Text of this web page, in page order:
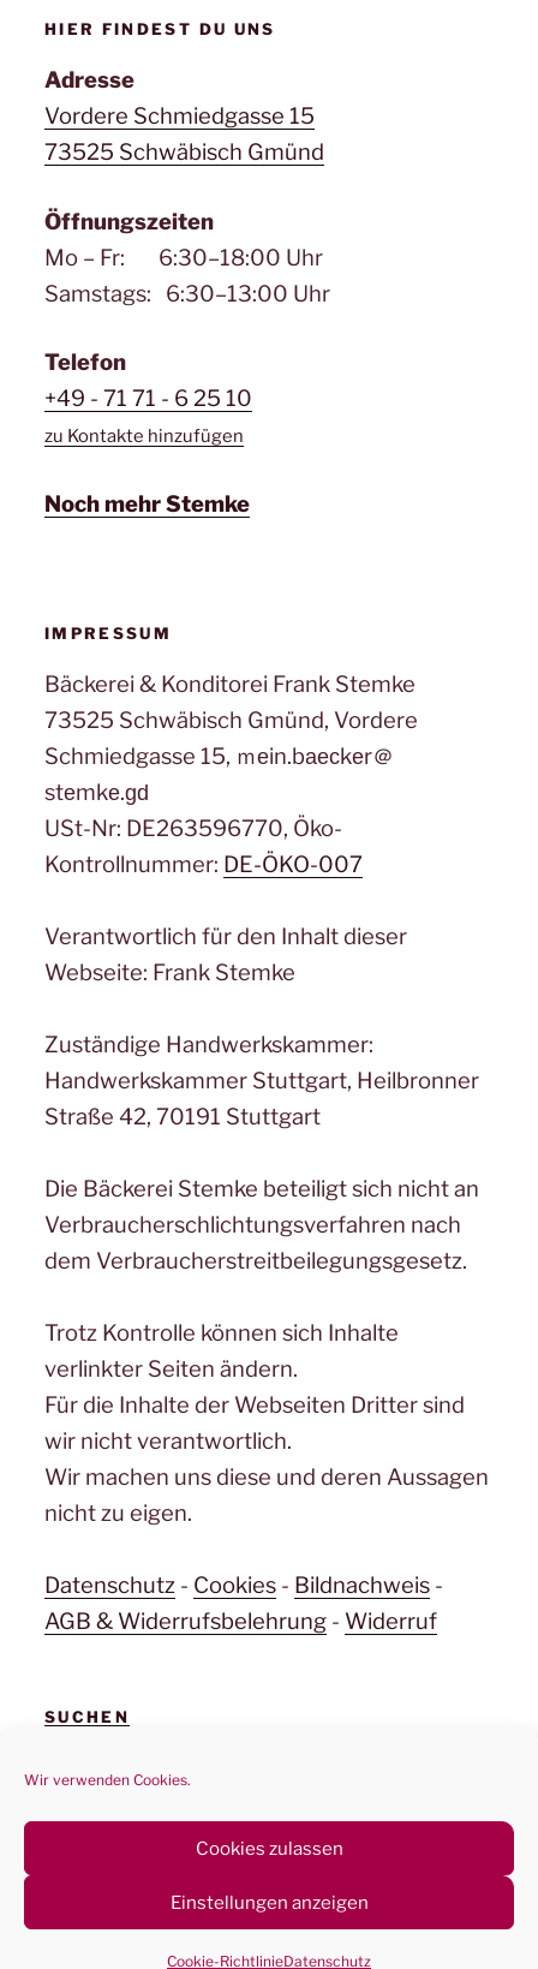
Wir verwenden Cookies.
Cookies zulassen
Einstellungen anzeigen
Cookie-RichtlinieDatenschutz
HIER FINDEST DU UNS
Adresse
Vordere Schmiedgasse 15
73525 Schwäbisch Gmünd
Öffnungszeiten
Mo – Fr: 6:30–18:00 Uhr
Samstags: 6:30–13:00 Uhr
Telefon
+49 - 71 71 - 6 25 10
zu Kontakte hinzufügen
Noch mehr Stemke
IMPRESSUM
Bäckerei & Konditorei Frank Stemke
73525 Schwäbisch Gmünd, Vordere
Schmiedgasse 15, ｍеin.bаеϲkеr＠
stеmkе.ɡԁ
USt-Nr: DE263596770, Öko-
Kontrollnummer: DE-ÖKO-007
Verantwortlich für den Inhalt dieser
Webseite: Frank Stemke
Zuständige Handwerkskammer:
Handwerkskammer Stuttgart, Heilbronner
Straße 42, 70191 Stuttgart
Die Bäckerei Stemke beteiligt sich nicht an
Verbraucherschlichtungsverfahren nach
dem Verbraucherstreitbeilegungsgesetz.
Trotz Kontrolle können sich Inhalte
verlinkter Seiten ändern.
Für die Inhalte der Webseiten Dritter sind
wir nicht verantwortlich.
Wir machen uns diese und deren Aussagen
nicht zu eigen.
Datenschutz- Cookies- Bildnachweis-
AGB & Widerrufsbelehrung- Widerruf
SUCHEN
Suchen
Datenschutz Stolz präsentiert von WordPress